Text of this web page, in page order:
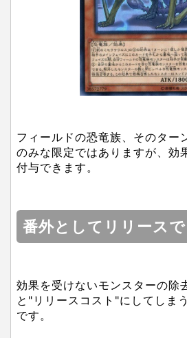
フィールドの恐竜族、そのター
のみな限定ではありますが、効
付与できます。
番外としてリリース
効果を受けないモンスターの除
と"リリースコスト"にしてしま
です。